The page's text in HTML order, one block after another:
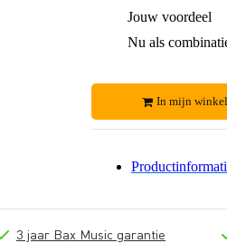
Jouw voordeel
Nu als
In mijn
3 jaar Bax Music garantie